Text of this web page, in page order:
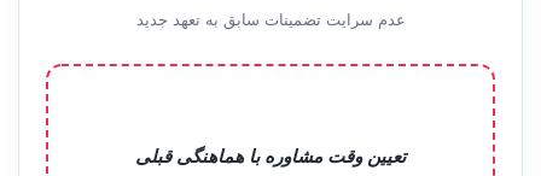
عدم سرایت تضمینات سابق به تعهد جدید
تعیین وقت مشاوره با هماهنگی قبلی